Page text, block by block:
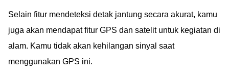
Selain fitur mendeteksi detak jantung secara akurat, kamu
juga akan mendapat fitur GPS dan satelit untuk kegiatan di
alam. Kamu tidak akan kehilangan sinyal saat
menggunakan GPS ini.